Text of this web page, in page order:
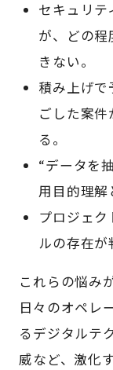
セキュリテ
が、どの
きない。
積み上げ
ごした案
る。
“データを
用目的理解
プロジェ
ルの存在が
これらの悩み
日々のオペレ
るデジタルテ
威など、激化